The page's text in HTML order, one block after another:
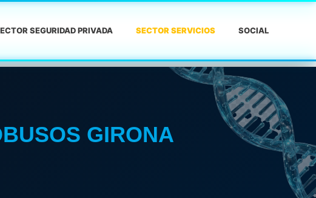
SEGURIDAD PRIVADA SECTOR SERVICIOS SOCIAL
GIRONA